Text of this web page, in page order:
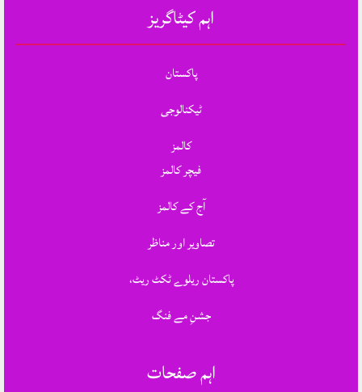
اہم کیٹاگریز
پاکستان
ٹیکنالوجی
کالمز
فیچر کالمز
آج کے کالمز
تصاویر اور مناظر
پاکستان ریلوے ٹکٹ ریٹ،
جشنِ مے فنگ
اہم صفحات